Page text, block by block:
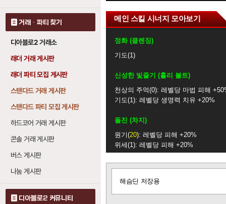
거래 · 파티 찾기
디아블로2 거래소
래더 거래 게시판
래더 파티 모집 게시판
스탠다드 거래 게시판
스탠다드 파티 모집 게시판
하드코어 거래 게시판
콘솔 거래 게시판
버스 게시판
나눔 게시판
디아블로2 커뮤니티
메인 스킬 시너지 모아보기
정화 (클렌징)
기도 1
신성한 빛줄기 (홀리 볼트)
천상의 주먹 0 : 레벨당 마법 피해
기도 1 : 레벨당 생명력 치유 +20%
돌진 (차지)
원기 20 : 레벨당 피해 +20%
위세 1 : 레벨당 피해 +20%
축복받은 망치 (블레시드 해머)
축복받은 조준 20
기
해슴딘 저장용